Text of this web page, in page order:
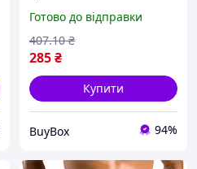
відкритими сідницями
сексуальні чоловічі труси
Готово до відправки
285₴
407.10 ₴
Купити
BuyBox 94%